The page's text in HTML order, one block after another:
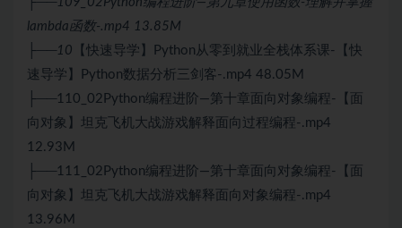
lambda函数-.mp4 13.85M
├──10 【快速导学】Python从零到就业全栈体系课-【快
速导学】Python数据分析三剑客-.mp4 48.05M
├──110_02Python编程进阶—第十章面向对象编程-【面
向对象】坦克飞机大战游戏解释面向过程编程-.mp4
12.93M
├──111_02Python编程进阶—第十章面向对象编程-【面
向对象】坦克飞机大战游戏解释面向对象编程-.mp4
13.96M